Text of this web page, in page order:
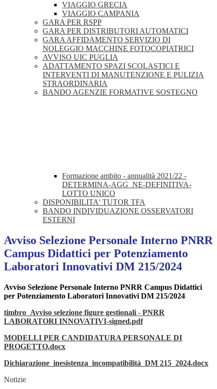
VIAGGIO GRECIA
VIAGGIO CAMPANIA
GARA PER RSPP
GARA PER DISTRIBUTORI AUTOMATICI
GARA AFFIDAMENTO SERVIZIO DI
NOLEGGIO MACCHINE FOTOCOPIATRICI
AVVISO UIC PUGLIA
ADATTAMENTO SPAZI SCOLASTICI E
INTERVENTI DI MANUTENZIONE E PULIZIA
STRAORDINARIA
BANDO AGENZIE FORMATIVE SOSTEGNO
Formazione ambito - annualità 2021/22 -
DETERMINA-AGG_NE-DEFINITIVA-
LOTTO UNICO
DISPONIBILITA' TUTOR TFA
BANDO INDIVIDUAZIONE OSSERVATORI
ESTERNI
Avviso Selezione Personale Interno PNRR
Campus Didattici per Potenziamento
Laboratori Innovativi DM 215/2024
Avviso Selezione Personale Interno PNRR Campus Didattici
per Potenziamento Laboratori Innovativi DM 215/2024
timbro_Avviso selezione figure gestionali - PNRR
LABORATORI INNOVATIVI-signed.pdf
MODELLI PER CANDIDATURA PERSONALE DI
PROGETTO.docx
Dichiarazione_inesistenza_incompatibilità_DM 215_2024.docx
Notizie